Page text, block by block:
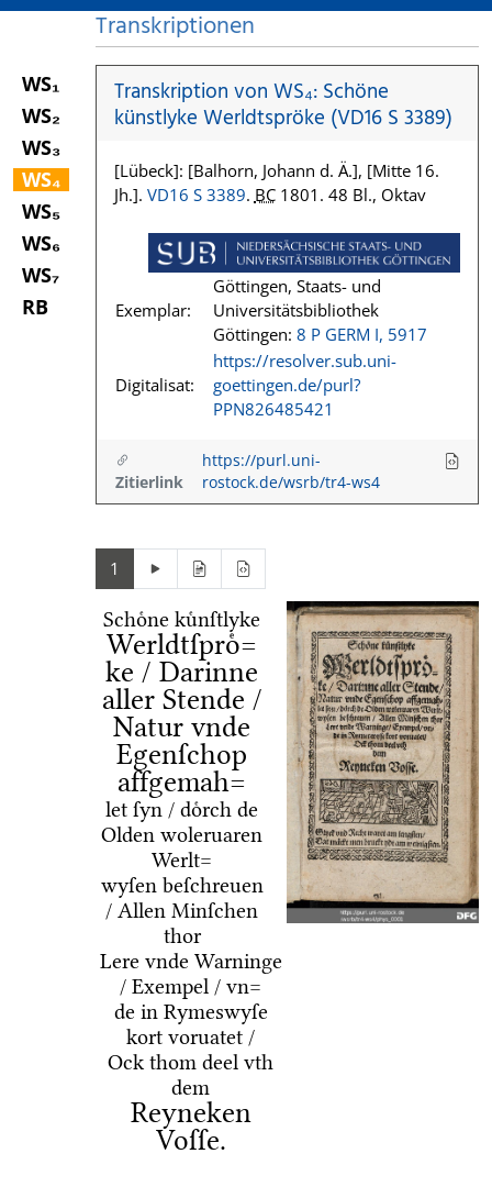
WS₁
WS₂
WS₃
WS₄
WS₅
WS₆
WS₇
RB
Transkriptionen
Transkription von WS₄: Schöne
künstlyke Werldtspröke (VD16 S 3389)
[Lübeck]: [Balhorn, Johann d. Ä.], [Mitte 16.
Jh.]. VD16 S 3389. BC1801. 48 Bl., Oktav
Exemplar:
Göttingen, Staats- und
Universitätsbibliothek
Göttingen: 8 P GERM I, 5917
Digitalisat:
https://resolver.sub.uni-
goettingen.de/purl?
PPN826485421
Zitierlink
https://purl.uni-
rostock.de/wsrb/tr4-ws4
1
Schoͤne kuͤnſtlyke
Werldtſproͤ=
ke / Darinne
aller Stende /
Natur vnde
Egenſchop
affgemah=
let ſyn / doͤrch de
Olden woleruaren
Werlt=
wyſen beſchreuen
/ Allen Minſchen
thor
Lere vnde Warninge
/ Exempel / vn=
de in Rymeswyſe
kort voruatet /
Ock thom deel vth
dem
Reyneken
Voſſe.